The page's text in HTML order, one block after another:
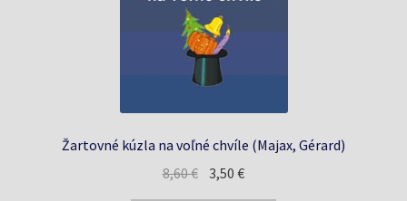
Žartovné kúzla na voľné chvíle (Majax, Gérard)
8,60€ Pôvodná
3,50€Aktuálna